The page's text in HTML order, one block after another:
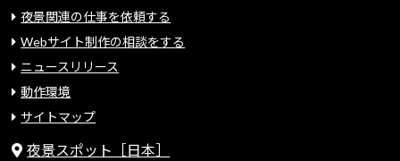
夜景関連の仕事を依頼する
Webサイト制作の相談をする
ニュースリリース
動作環境
サイトマップ
夜景スポット［日本］